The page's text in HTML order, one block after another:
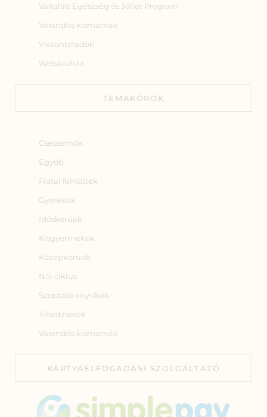
Vállalati Egészség és Jóllét Program
Várandós kismamák
Viszonteladók
Webáruház
TÉMAKÖRÖK
Csecsemők
Egyéb
Fiatal felnőttek
Gyerekek
Időskorúak
Kisgyermekek
Középkorúak
Női ciklus
Szoptató anyukák
Tinédzserek
Várandós kismamák
KÁRTYAELFOGADÁSI SZOLGÁLTATÓ